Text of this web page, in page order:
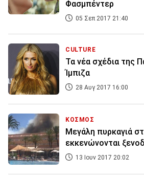
Φασμπέντερ
05 Σεπ 2017 21:40
CULTURE
Τα νέα σχέδια της
Ίμπιζα
28 Αυγ 2017 16:00
ΚΟΣΜΟΣ
Μεγάλη πυρκαγιά
εκκενώνονται
13 Ιουν 2017 20:02